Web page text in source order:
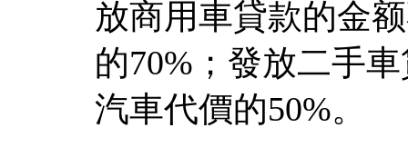
放商用車貸款的金
的70%；發放二手
汽車代價的50%。